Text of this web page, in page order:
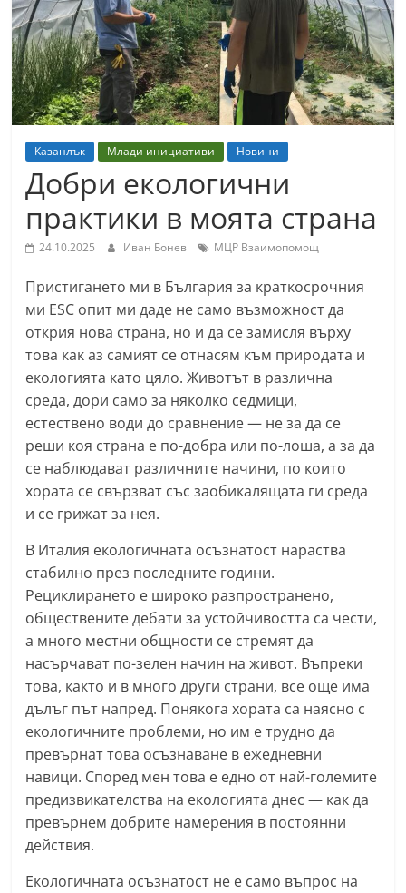
т
К
а
а
н
ъ
к
и
б
л
а
с
т
С
т
а
р
а
З
а
г
о
р
–
k
a
z
a
n
a
Казанлък Млади инициативи Новини
Добри екологични
практики в моята страна
24.10.2025 Иван Бонев МЦР Взаимопомощ
Пристигането ми в България за краткосрочния
ми ESC опит ми даде не само възможност да
открия нова страна, но и да се замисля върху
това как аз самият се отнасям към природата и
екологията като цяло. Животът в различна
среда, дори само за няколко седмици,
естествено води до сравнение — не за да се
реши коя страна е по-добра или по-лоша, а за да
се наблюдават различните начини, по които
хората се свързват със заобикалящата ги среда
и се грижат за нея.
В Италия екологичната осъзнатост нараства
стабилно през последните години.
Рециклирането е широко разпространено,
обществените дебати за устойчивостта са чести,
а много местни общности се стремят да
насърчават по-зелен начин на живот. Въпреки
това, както и в много други страни, все още има
дълъг път напред. Понякога хората са наясно с
екологичните проблеми, но им е трудно да
превърнат това осъзнаване в ежедневни
навици. Според мен това е едно от най-големите
предизвикателства на екологията днес — как да
превърнем добрите намерения в постоянни
действия.
Екологичната осъзнатост не е само въпрос на